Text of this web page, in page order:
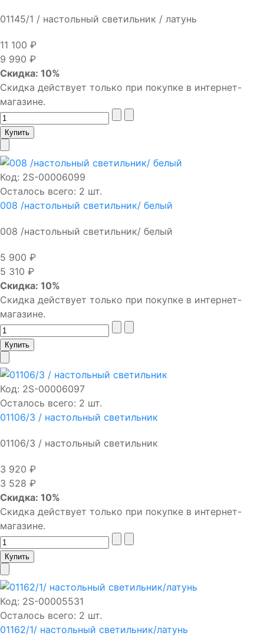
01145/1 / настольный светильник / латунь
11 100 ₽
9 990 ₽
Скидка: 10%
Скидка действует только при покупке в интернет-
магазине.
Код: 2S-00006099
Осталось всего: 2 шт.
008 /настольный светильник/ белый
008 /настольный светильник/ белый
5 900 ₽
5 310 ₽
Скидка: 10%
Скидка действует только при покупке в интернет-
магазине.
Код: 2S-00006097
Осталось всего: 2 шт.
01106/3 / настольный светильник
01106/3 / настольный светильник
3 920 ₽
3 528 ₽
Скидка: 10%
Скидка действует только при покупке в интернет-
магазине.
Код: 2S-00005531
Осталось всего: 2 шт.
01162/1/ настольный светильник/латунь